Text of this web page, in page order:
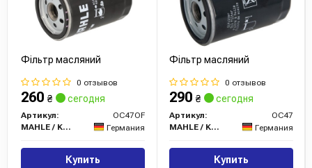
Фільтр масляний
0 отзывов
260 ₴ сегодня
Артикул:
OC47OF
MAHLE / KNECHT
Германия
Купить
Фільтр масляний
0 отзывов
290 ₴ сегодня
Артикул:
OC47
MAHLE / KNECHT
Германия
Купить